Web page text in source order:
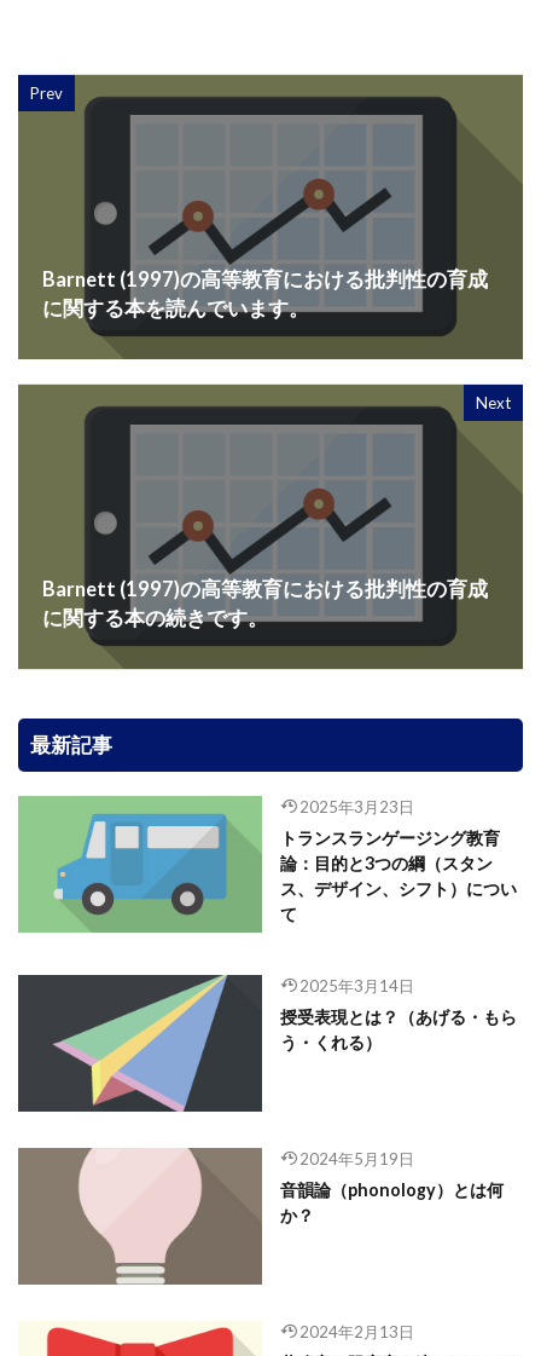
Prev
Barnett (1997)の高等教育における批判性の育成
に関する本を読んでいます。
Next
Barnett (1997)の高等教育における批判性の育成
に関する本の続きです。
最新記事
2025年3月23日
トランスランゲージング教育
論：目的と3つの綱（スタン
ス、デザイン、シフト）につい
て
2025年3月14日
授受表現とは？（あげる・もら
う・くれる）
2024年5月19日
音韻論（phonology）とは何
か？
2024年2月13日